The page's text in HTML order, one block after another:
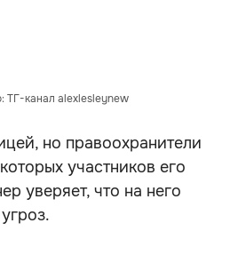
ТГ-канал alexlesleynew
но правоохранители
участников его
уверяет, что на него